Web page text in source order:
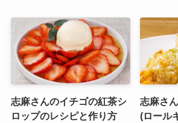
志麻さんのイチゴの紅茶シ
ロップのレシピと作り方
志麻さ
(ロール